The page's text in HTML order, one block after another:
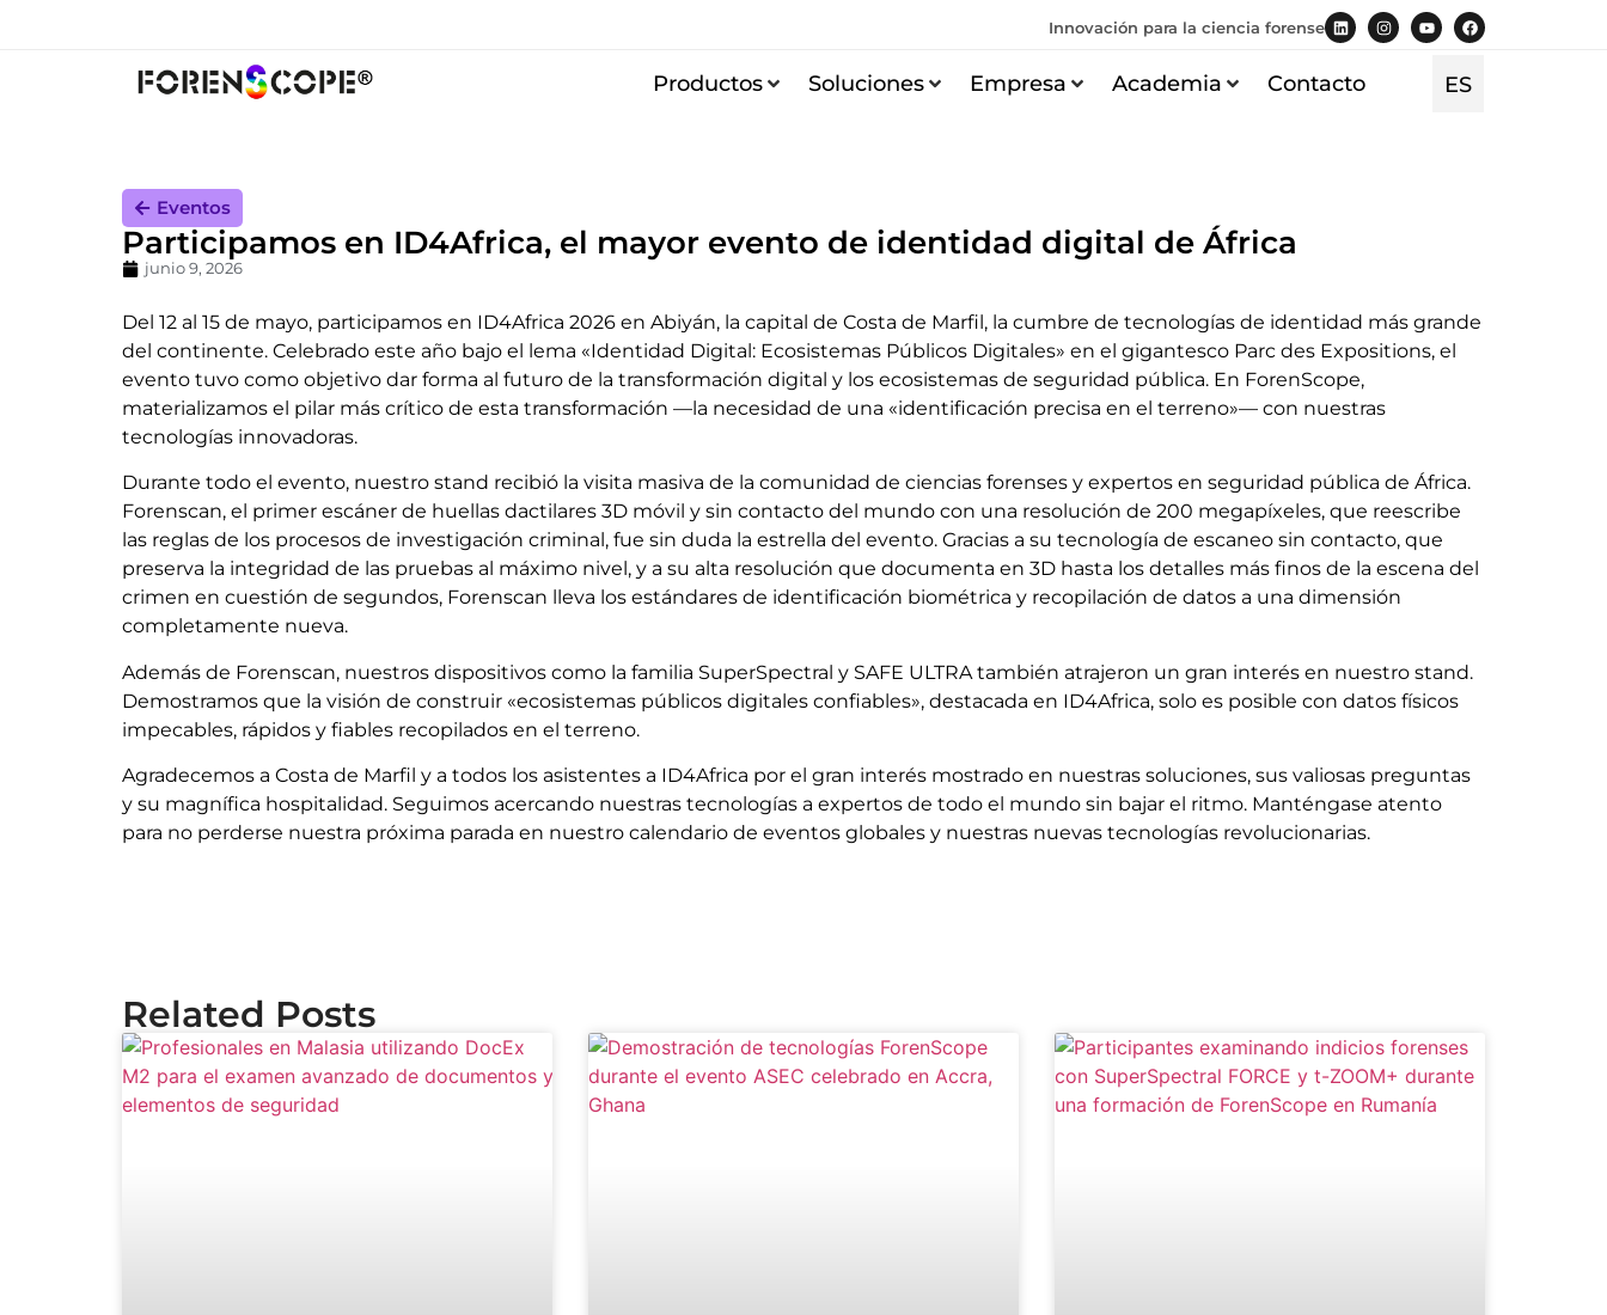
Innovación para la ciencia forense
Productos Soluciones Empresa Academia Contacto ES
EN
TR
Eventos
Participamos en ID4Africa, el mayor evento de identidad digital de África
junio 9, 2026
Del 12 al 15 de mayo, participamos en ID4Africa 2026 en Abiyán, la capital de Costa de Marfil, la cumbre de tecnologías de identidad más grande
del continente. Celebrado este año bajo el lema «Identidad Digital: Ecosistemas Públicos Digitales» en el gigantesco Parc des Expositions, el
evento tuvo como objetivo dar forma al futuro de la transformación digital y los ecosistemas de seguridad pública. En ForenScope,
materializamos el pilar más crítico de esta transformación —la necesidad de una «identificación precisa en el terreno»— con nuestras
tecnologías innovadoras.
Durante todo el evento, nuestro stand recibió la visita masiva de la comunidad de ciencias forenses y expertos en seguridad pública de África.
Forenscan, el primer escáner de huellas dactilares 3D móvil y sin contacto del mundo con una resolución de 200 megapíxeles, que reescribe
las reglas de los procesos de investigación criminal, fue sin duda la estrella del evento. Gracias a su tecnología de escaneo sin contacto, que
preserva la integridad de las pruebas al máximo nivel, y a su alta resolución que documenta en 3D hasta los detalles más finos de la escena del
crimen en cuestión de segundos, Forenscan lleva los estándares de identificación biométrica y recopilación de datos a una dimensión
completamente nueva.
Además de Forenscan, nuestros dispositivos como la familia SuperSpectral y SAFE ULTRA también atrajeron un gran interés en nuestro stand.
Demostramos que la visión de construir «ecosistemas públicos digitales confiables», destacada en ID4Africa, solo es posible con datos físicos
impecables, rápidos y fiables recopilados en el terreno.
Agradecemos a Costa de Marfil y a todos los asistentes a ID4Africa por el gran interés mostrado en nuestras soluciones, sus valiosas preguntas
y su magnífica hospitalidad. Seguimos acercando nuestras tecnologías a expertos de todo el mundo sin bajar el ritmo. Manténgase atento
para no perderse nuestra próxima parada en nuestro calendario de eventos globales y nuestras nuevas tecnologías revolucionarias.
Related Posts